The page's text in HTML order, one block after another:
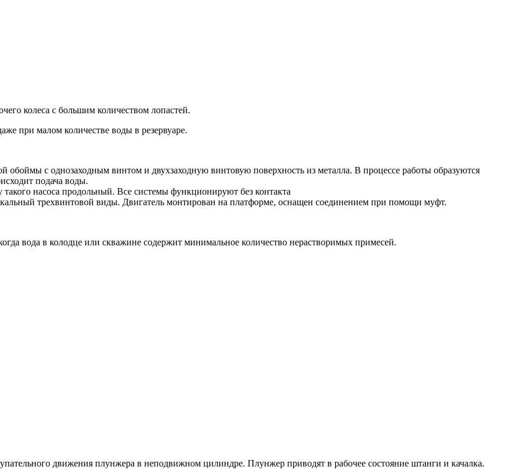
колеса с большим количеством лопастей.
при малом количестве воды в резервуаре.
обоймы с однозаходным винтом и двухзаходную винтовую поверхность из металла. В процессе работы образуются
подача воды.
насоса продольный. Все системы функционируют без контакта
трехвинтовой виды. Двигатель монтирован на платформе, оснащен соединением при помощи муфт.
вода в колодце или скважине содержит минимальное количество нерастворимых примесей.
движения плунжера в неподвижном цилиндре. Плунжер приводят в рабочее состояние штанги и качалка.